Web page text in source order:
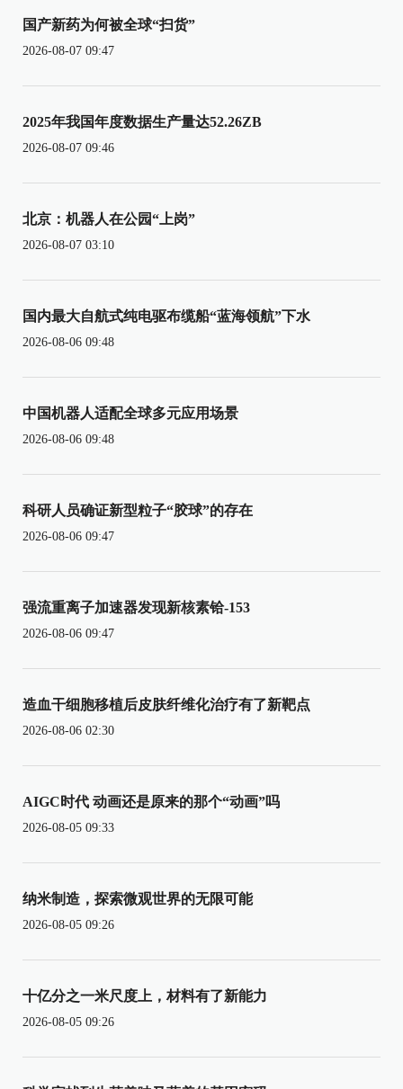
国产新药为何被全球“扫货”
2026-08-07 09:47
2025年我国年度数据生产量达52.26ZB
2026-08-07 09:46
北京：机器人在公园“上岗”
2026-08-07 03:10
国内最大自航式纯电驱布缆船“蓝海领航”下水
2026-08-06 09:48
中国机器人适配全球多元应用场景
2026-08-06 09:48
科研人员确证新型粒子“胶球”的存在
2026-08-06 09:47
强流重离子加速器发现新核素铪-153
2026-08-06 09:47
造血干细胞移植后皮肤纤维化治疗有了新靶点
2026-08-06 02:30
AIGC时代 动画还是原来的那个“动画”吗
2026-08-05 09:33
纳米制造，探索微观世界的无限可能
2026-08-05 09:26
十亿分之一米尺度上，材料有了新能力
2026-08-05 09:26